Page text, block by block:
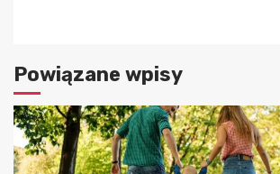
Powiązane wpisy